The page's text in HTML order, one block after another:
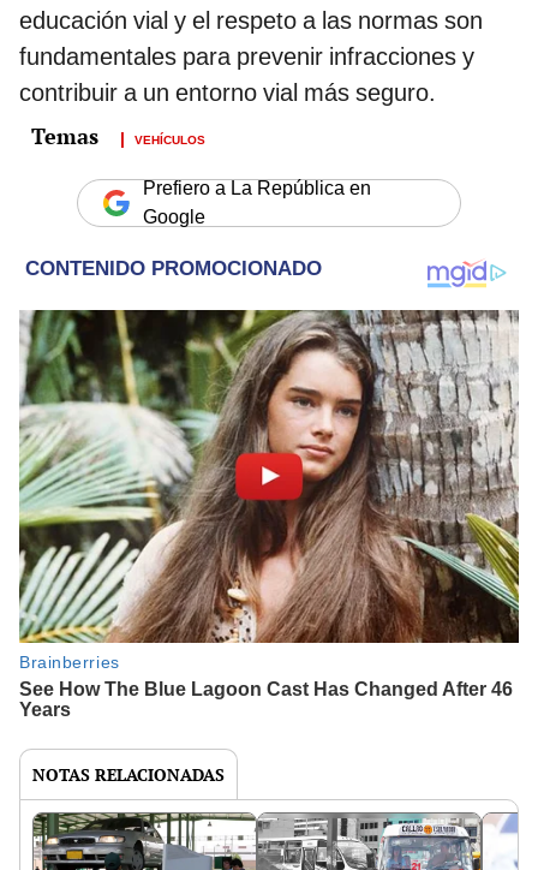
educación vial y el respeto a las normas son
fundamentales para prevenir infracciones y
contribuir a un entorno vial más seguro.
VEHÍCULOS
Prefiero a La República en
Google
NOTAS RELACIONADAS